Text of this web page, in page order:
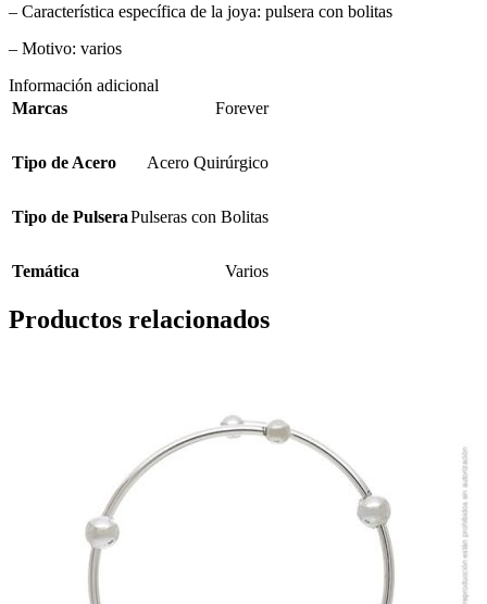
– Característica específica de la joya: pulsera con bolitas
– Motivo: varios
Información adicional
Marcas
Forever
Tipo de Acero Acero Quirúrgico
Tipo de PulseraPulseras con Bolitas
Temática Varios
Productos relacionados